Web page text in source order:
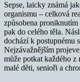
Sepse, laicky známá
organismu – celková
způsobena
pak do celého těla.
dochází k postupnému
Nejzávažnějším
může potkat každého z
malé děti, senioři a